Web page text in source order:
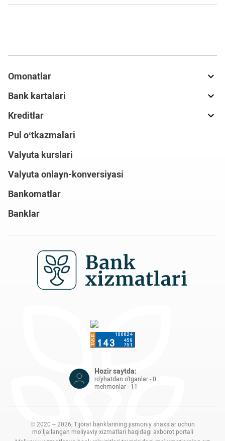
Omonatlar
Bank kartalari
Kreditlar
Pul o‘tkazmalari
Valyuta kurslari
Valyuta onlayn-konversiyasi
Bankomatlar
Banklar
Hozir saytda:
ro'yhatdan o'tganlar - 0
mehmonlar - 11
© 2020 – 2026, Tijorat banklarining jismoniy shaxslar uchun
mo‘ljallangan moliyaviy xizmatlari haqidagi axborot portali